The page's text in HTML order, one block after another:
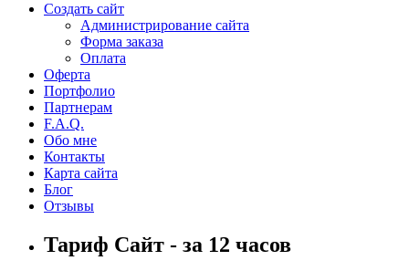
Создать сайт
Администрирование сайта
Форма заказа
Оплата
Оферта
Портфолио
Партнерам
F.A.Q.
Обо мне
Контакты
Карта сайта
Блог
Отзывы
Тариф Сайт - за 12 часов